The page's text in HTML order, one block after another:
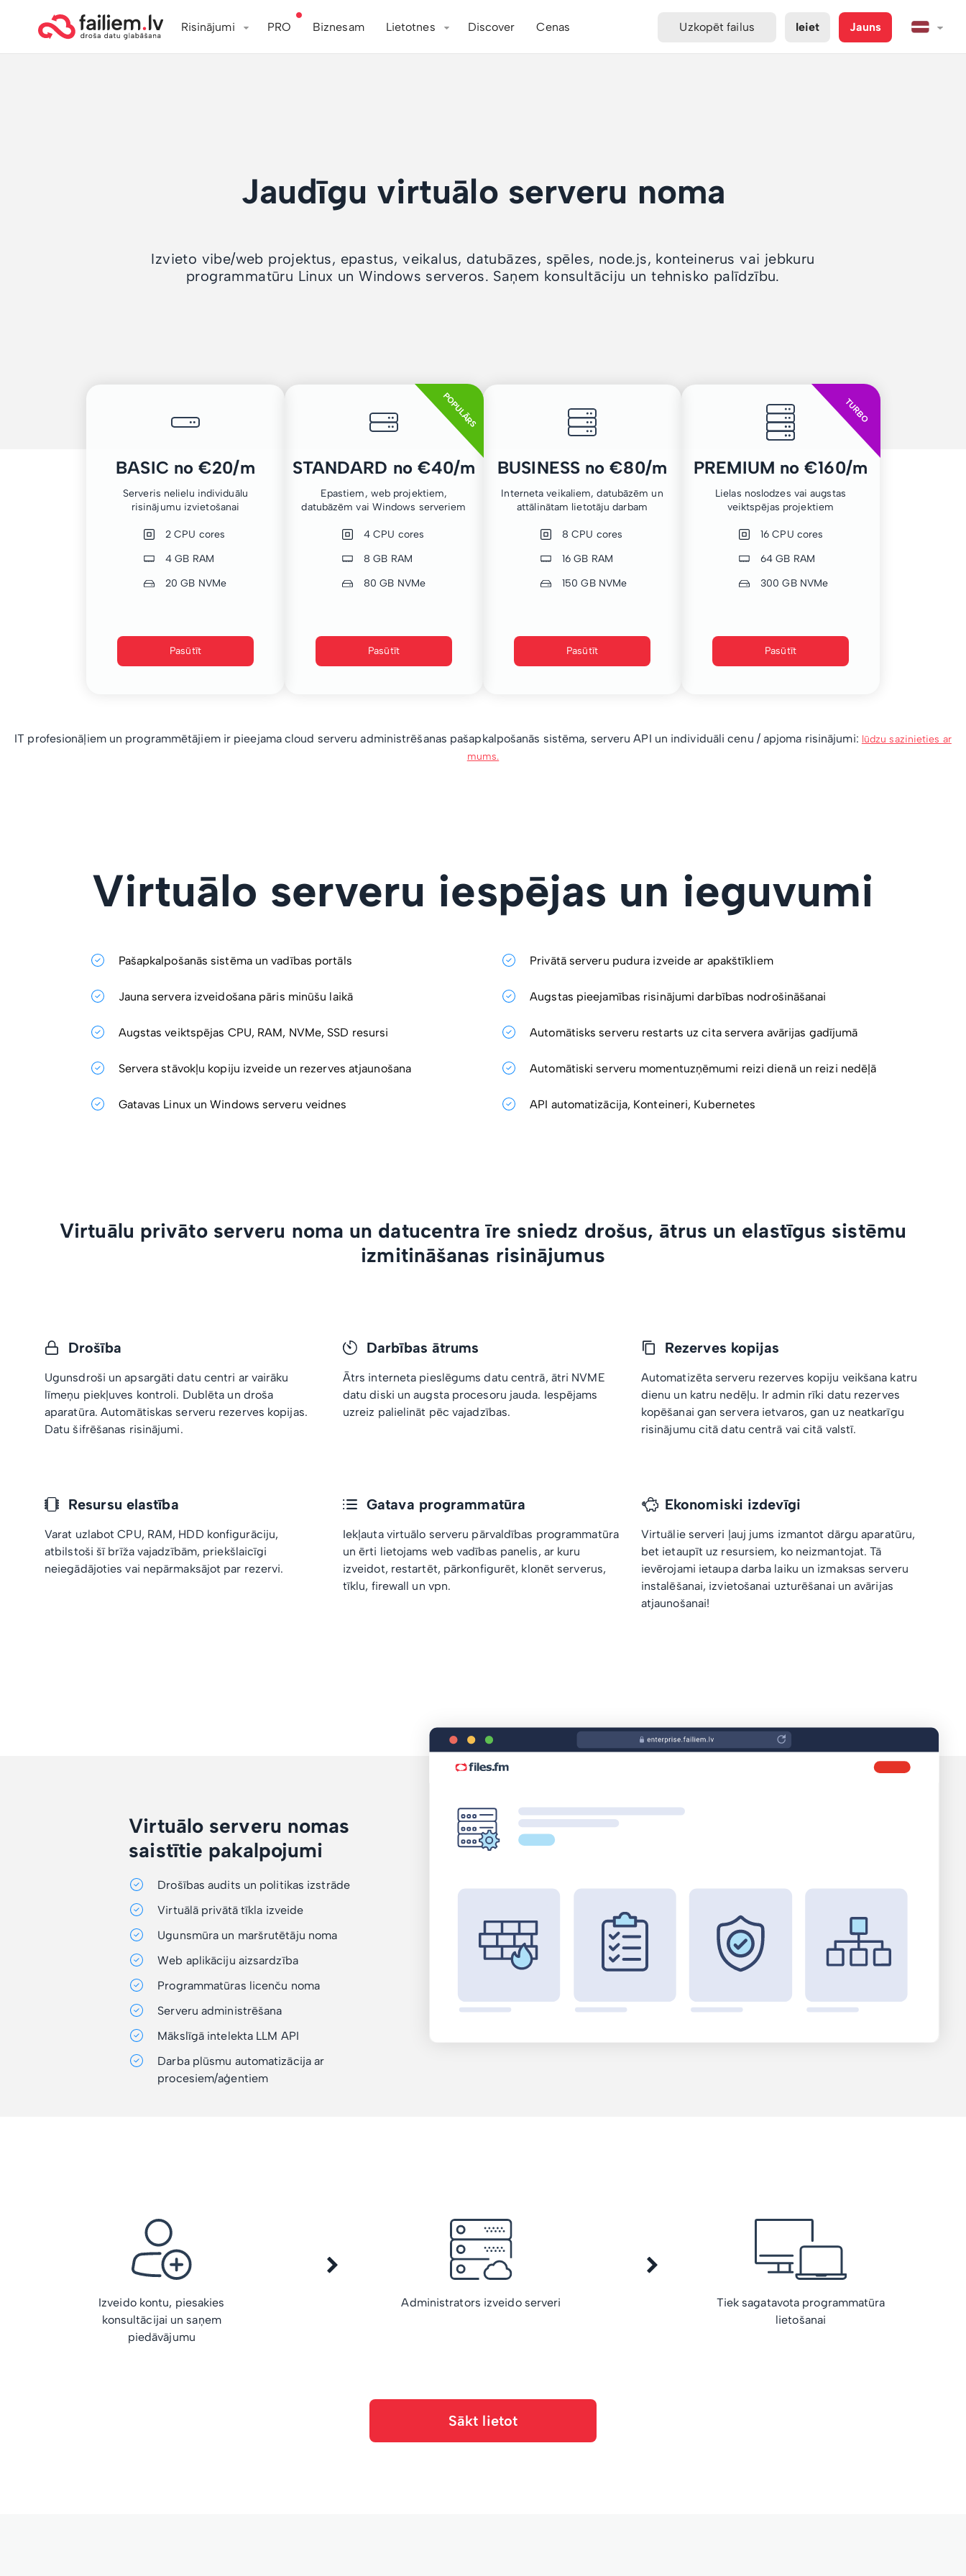
Risinājumi PRO Biznesam Lietotnes Discover Cenas Uzkopēt failus Ieiet Jauns
Jaudīgu virtuālo serveru noma
Izvieto vibe/web projektus, epastus, veikalus, datubāzes, spēles, node.js, konteinerus vai jebkuru
programmatūru Linux un Windows serveros. Saņem konsultāciju un tehnisko palīdzību.
BASIC no €20/m
Serveris nelielu individuālu
risinājumu izvietošanai
2 CPU cores
4 GB RAM
20 GB NVMe
Pasūtīt
POPULĀRS
STANDARD no €40/m
Epastiem, web projektiem,
datubāzēm vai Windows serveriem
4 CPU cores
8 GB RAM
80 GB NVMe
Pasūtīt
BUSINESS no €80/m
Interneta veikaliem, datubāzēm un
attālinātam lietotāju darbam
8 CPU cores
16 GB RAM
150 GB NVMe
Pasūtīt
TURBO
PREMIUM no €160/m
Lielas noslodzes vai augstas
veiktspējas projektiem
16 CPU cores
64 GB RAM
300 GB NVMe
Pasūtīt
IT profesionāļiem un programmētājiem ir pieejama cloud serveru administrēšanas pašapkalpošanās sistēma, serveru API un individuāli cenu / apjoma risinājumi: lūdzu sazinieties ar
mums.
Virtuālo serveru iespējas un ieguvumi
Pašapkalpošanās sistēma un vadības portāls
Jauna servera izveidošana pāris minūšu laikā
Augstas veiktspējas CPU, RAM, NVMe, SSD resursi
Servera stāvokļu kopiju izveide un rezerves atjaunošana
Gatavas Linux un Windows serveru veidnes
Privātā serveru pudura izveide ar apakštīkliem
Augstas pieejamības risinājumi darbības nodrošināšanai
Automātisks serveru restarts uz cita servera avārijas gadījumā
Automātiski serveru momentuzņēmumi reizi dienā un reizi nedēļā
API automatizācija, Konteineri, Kubernetes
Virtuālu privāto serveru noma un datucentra īre sniedz drošus, ātrus un elastīgus sistēmu
izmitināšanas risinājumus
Drošība
Ugunsdroši un apsargāti datu centri ar vairāku
līmeņu piekļuves kontroli. Dublēta un droša
aparatūra. Automātiskas serveru rezerves kopijas.
Datu šifrēšanas risinājumi.
Darbības ātrums
Ātrs interneta pieslēgums datu centrā, ātri NVME
datu diski un augsta procesoru jauda. Iespējams
uzreiz palielināt pēc vajadzības.
Rezerves kopijas
Automatizēta serveru rezerves kopiju veikšana katru
dienu un katru nedēļu. Ir admin rīki datu rezerves
kopēšanai gan servera ietvaros, gan uz neatkarīgu
risinājumu citā datu centrā vai citā valstī.
Resursu elastība
Varat uzlabot CPU, RAM, HDD konfigurāciju,
atbilstoši šī brīža vajadzībām, priekšlaicīgi
neiegādājoties vai nepārmaksājot par rezervi.
Gatava programmatūra
Iekļauta virtuālo serveru pārvaldības programmatūra
un ērti lietojams web vadības panelis, ar kuru
izveidot, restartēt, pārkonfigurēt, klonēt serverus,
tīklu, firewall un vpn.
Ekonomiski izdevīgi
Virtuālie serveri ļauj jums izmantot dārgu aparatūru,
bet ietaupīt uz resursiem, ko neizmantojat. Tā
ievērojami ietaupa darba laiku un izmaksas serveru
instalēšanai, izvietošanai uzturēšanai un avārijas
atjaunošanai!
Virtuālo serveru nomas
saistītie pakalpojumi
Drošības audits un politikas izstrāde
Virtuālā privātā tīkla izveide
Ugunsmūra un maršrutētāju noma
Web aplikāciju aizsardzība
Programmatūras licenču noma
Serveru administrēšana
Mākslīgā intelekta LLM API
Darba plūsmu automatizācija ar
procesiem/aģentiem
Izveido kontu, piesakies
konsultācijai un saņem
piedāvājumu
Administrators izveido serveri
Tiek sagatavota programmatūra
lietošanai
Sākt lietot